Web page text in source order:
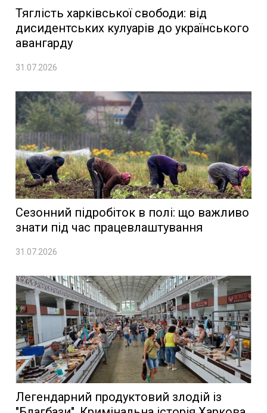
Тяглість харківської свободи: від
дисидентських кулуарів до українського
авангарду
31.07.2026
Сезонний підробіток в полі: що важливо
знати під час працевлаштування
31.07.2026
Легендарний продуктовий злодій із